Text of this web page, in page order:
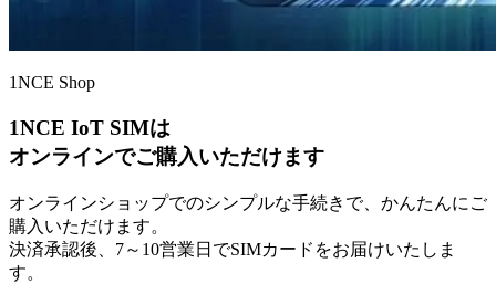
1NCE Shop
1NCE IoT SIMは
オンラインでご購入いただけます
オンラインショップでのシンプルな手続きで、かんたんにご
購入いただけます。
決済承認後、7～10営業日でSIMカードをお届けいたしま
す。